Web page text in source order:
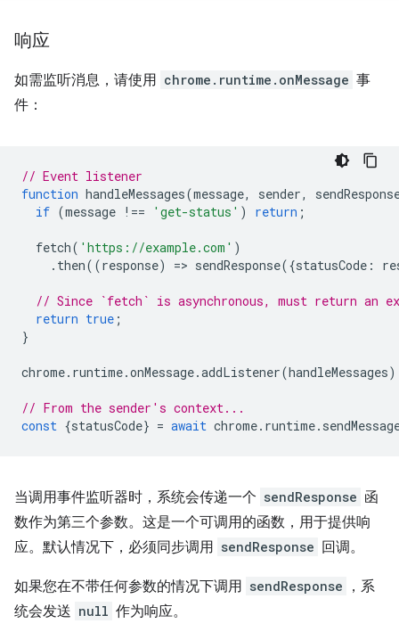
响应
如需监听消息，请使用 chrome.runtime.onMessage 事
件：
// Event listener
function handleMessages(message, sender,
if (message !== 'get-status' ) return ;
fetch( 'https://example.com' )
. then((response) => sendResponse({statusCode :
// Since `fetch` is asynchronous, must return an
return true ;
}
chrome. runtime.onMessage.addListener(handleMessages
// From the sender's context...
const {statusCode} = await chrome. runtime.
当调用事件监听器时，系统会传递一个 sendResponse 函
数作为第三个参数。这是一个可调用的函数，用于提供响
应。默认情况下，必须同步调用 sendResponse 回调。
如果您在不带任何参数的情况下调用 sendResponse
，系
统会发送 null 作为响应。